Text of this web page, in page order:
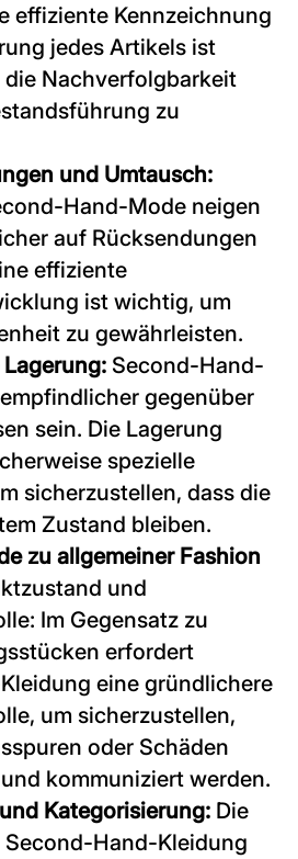
effiziente Kennzeichnung
jedes Artikels ist
Nachverfolgbarkeit
zu
und Umtausch:
Hand-Mode neigen
auf Rücksendungen
effiziente
ist wichtig, um
zu gewährleisten.
Second-Hand-
gegenüber
sein. Die Lagerung
spezielle
sicherzustellen, dass die
Zustand bleiben.
zu allgemeiner Fashion
und
Im Gegensatz zu
erfordert
eine gründlichere
um sicherzustellen,
oder Schäden
kommuniziert werden.
Kategorisierung: Die
Hand-Kleidung